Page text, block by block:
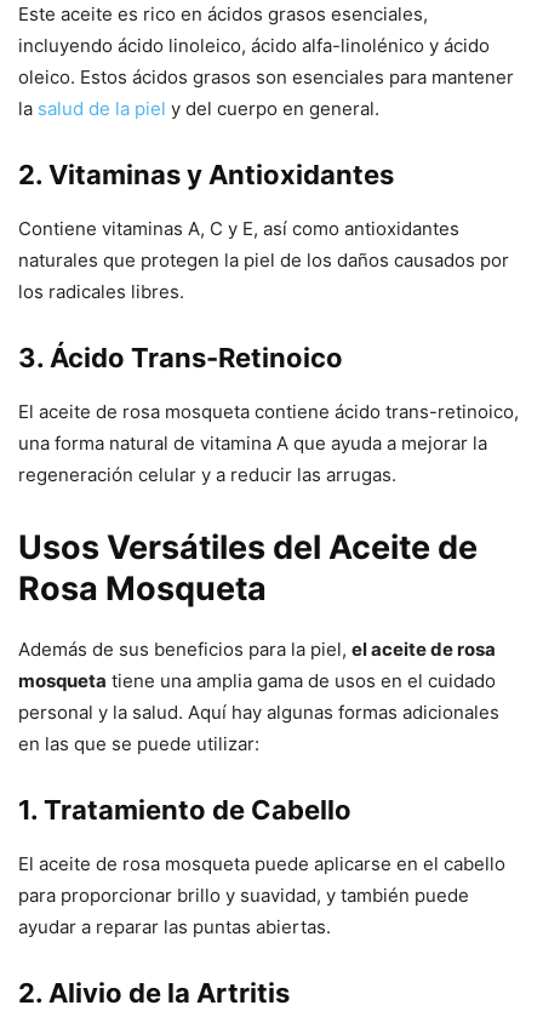
Este aceite es rico en ácidos grasos esenciales,
incluyendo ácido linoleico, ácido alfa-linolénico y ácido
oleico. Estos ácidos grasos son esenciales para mantener
la salud de la piel y del cuerpo en general.
2. Vitaminas y Antioxidantes
Contiene vitaminas A, C y E, así como antioxidantes
naturales que protegen la piel de los daños causados por
los radicales libres.
3. Ácido Trans-Retinoico
El aceite de rosa mosqueta contiene ácido trans-retinoico,
una forma natural de vitamina A que ayuda a mejorar la
regeneración celular y a reducir las arrugas.
Usos Versátiles del Aceite de
Rosa Mosqueta
Además de sus beneficios para la piel, el aceite de rosa
mosqueta tiene una amplia gama de usos en el cuidado
personal y la salud. Aquí hay algunas formas adicionales
en las que se puede utilizar:
1. Tratamiento de Cabello
El aceite de rosa mosqueta puede aplicarse en el cabello
para proporcionar brillo y suavidad, y también puede
ayudar a reparar las puntas abiertas.
2. Alivio de la Artritis